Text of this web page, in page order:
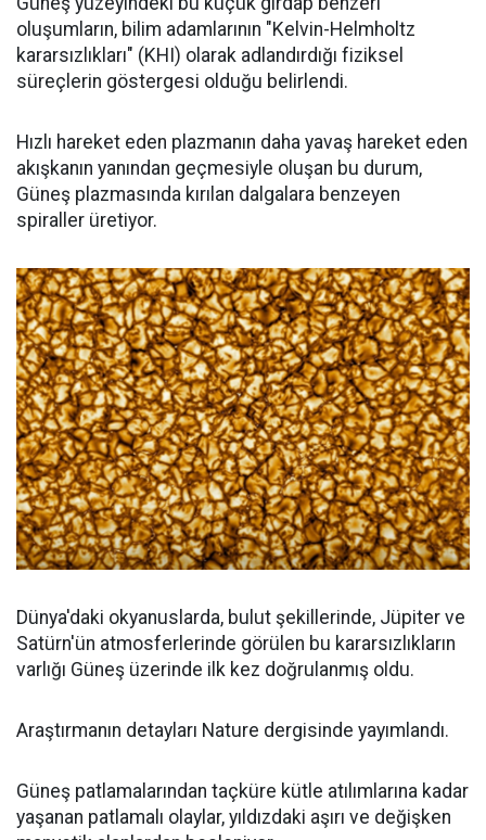
oluşumların, bilim adamlarının "Kelvin-Helmholtz
kararsızlıkları" (KHI) olarak adlandırdığı fiziksel
süreçlerin göstergesi olduğu belirlendi.
Hızlı hareket eden plazmanın daha yavaş hareket eden
akışkanın yanından geçmesiyle oluşan bu durum,
Güneş plazmasında kırılan dalgalara benzeyen
spiraller üretiyor.
Dünya'daki okyanuslarda, bulut şekillerinde, Jüpiter ve
Satürn'ün atmosferlerinde görülen bu kararsızlıkların
varlığı Güneş üzerinde ilk kez doğrulanmış oldu.
Araştırmanın detayları Nature dergisinde yayımlandı.
Güneş patlamalarından taçküre kütle atılımlarına kadar
yaşanan patlamalı olaylar, yıldızdaki aşırı ve değişken